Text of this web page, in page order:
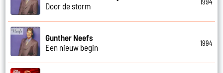
Door de storm
Gunther Neefs
Een nieuw begin
1994